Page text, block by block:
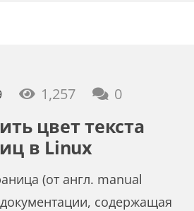
1,257 0
цвет текста
в Linux
(от англ. manual
содержащая